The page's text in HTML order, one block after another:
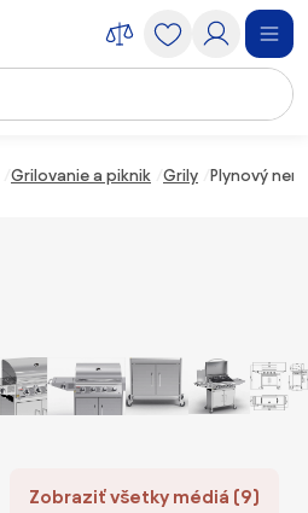
Grilovanie a piknik Grily Plynový
Zobraziť všetky médiá (9)